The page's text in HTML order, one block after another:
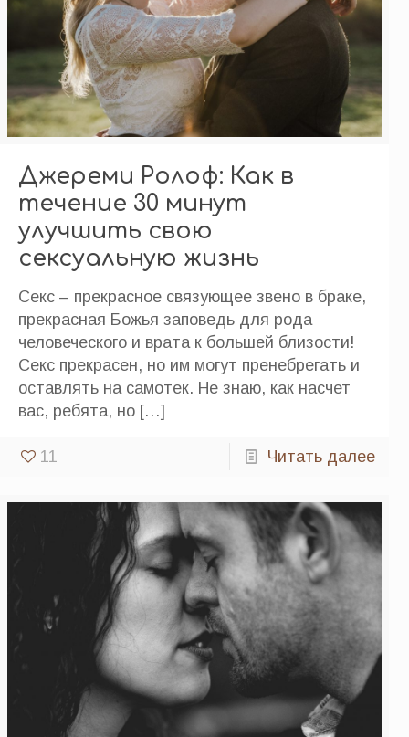
Джереми Ролоф: Как в
течение 30 минут
улучшить свою
сексуальную жизнь
Секс – прекрасное связующее звено в браке,
прекрасная Божья заповедь для рода
человеческого и врата к большей близости!
Секс прекрасен, но им могут пренебрегать и
оставлять на самотек. Не знаю, как насчет
вас, ребята, но […]
11 Читать далее